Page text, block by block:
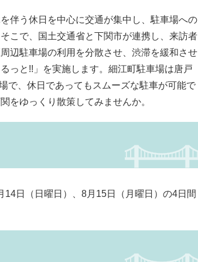
伴う休日を中心に交通が集中し、駐車場への
こで、国土交通省と下関市が連携し、来訪者
辺駐車場の利用を分散させ、渋滞を緩和させ
っと!!」を実施します。細江町駐車場は唐戸
で、休日であってもスムーズな駐車が可能で
をゆっくり散策してみませんか。
日（日曜日）、8月15日（月曜日）の4日間